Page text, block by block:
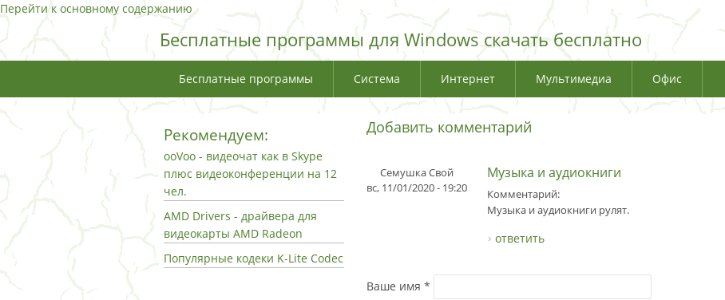
Перейти к основному содержанию
Бесплатные программы для Windows скачать бесплатно
Бесплатные программы Система Интернет Мультимедиа Офис
Добавить комментарий
Семушка Свой
вс, 11/01/2020 - 19:20
Музыка и аудиокниги
Комментарий:
Музыка и аудиокниги рулят.
ответить
Ваше имя *
Рекомендуем:
ooVoo - видеочат как в Skype
плюс видеоконференции на 12
чел.
AMD Drivers - драйвера для
видеокарты AMD Radeon
Популярные кодеки K-Lite Codec